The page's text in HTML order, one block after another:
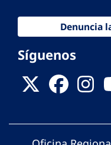
Denuncia
Síguenos